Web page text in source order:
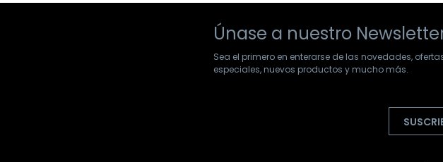
Únase a nuestro
Sea el primero en enterarse de las novedades,
especiales, nuevos productos y mucho más.